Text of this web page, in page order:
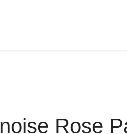
Rose